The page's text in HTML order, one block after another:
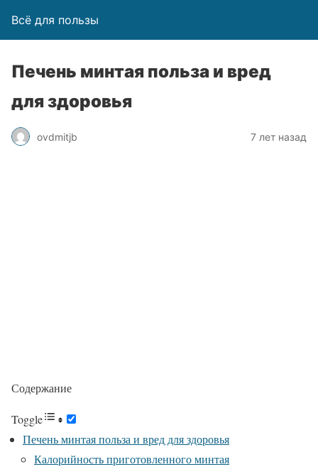
Всё для пользы
Печень минтая польза и вред
для здоровья
ovdmitjb 7 лет назад
Содержание
Toggle
Печень минтая польза и вред для здоровья
Калорийность приготовленного минтая